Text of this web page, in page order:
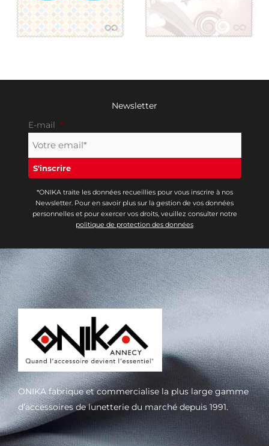
Newsletter
E-mail *
*ONIKA traite les données recueillies pour vous inscrire à nos
Newsletter. Pour en savoir plus sur la gestion de vos données
personnelles et pour exercer vos droits, veuillez consulter notre
politique de protection des données
ONIKA fabrique et commercialise la plus large gamme
d’accessoires de lunetterie du marché depuis 1991.